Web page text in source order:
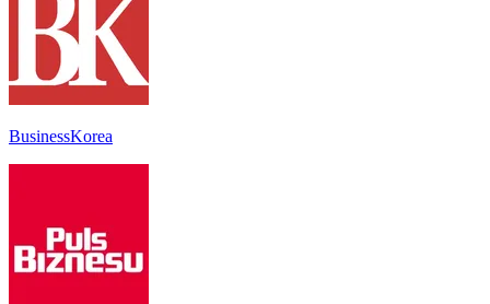
BusinessKorea